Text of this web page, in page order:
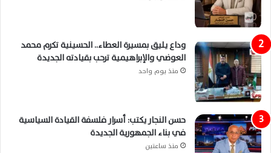
وداع يليق بمسيرة العطاء.. الحسينية تكرم محمد
العوضي والإبراهيمية ترحب بقيادته الجديدة
منذ يوم واحد
حسن النجار يكتب: أسرار فلسفة القيادة السياسية
في بناء الجمهورية الجديدة
منذ ساعتين